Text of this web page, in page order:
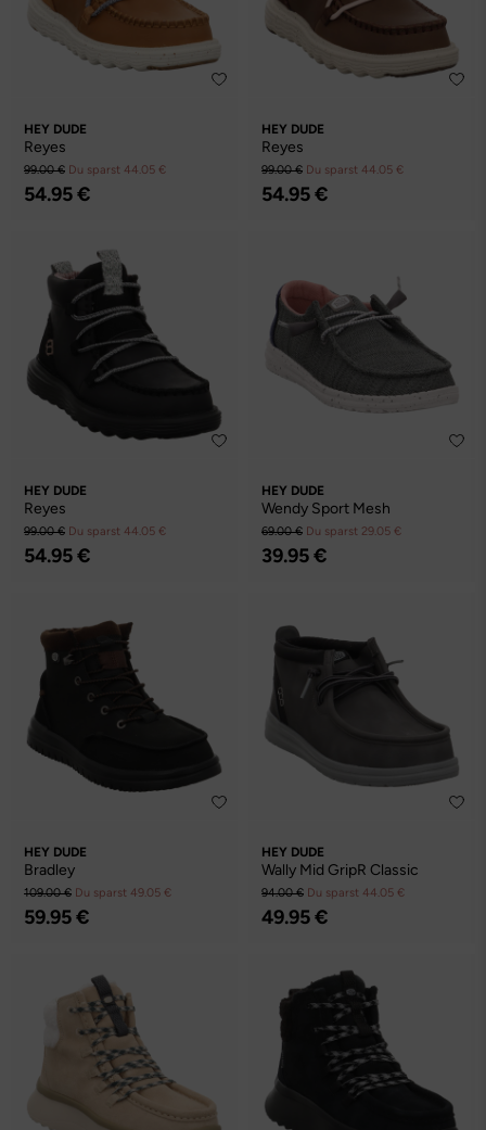
HEY DUDE
Reyes
99.00 € Du sparst 44.05 €
54.95 €
HEY DUDE
Reyes
99.00 € Du sparst 44.05 €
54.95 €
HEY DUDE
Reyes
99.00 € Du sparst 44.05 €
54.95 €
HEY DUDE
Wendy Sport Mesh
69.00 € Du sparst 29.05 €
39.95 €
HEY DUDE
Bradley
109.00 € Du sparst 49.05 €
59.95 €
HEY DUDE
Wally Mid GripR Classic
94.00 € Du sparst 44.05 €
49.95 €